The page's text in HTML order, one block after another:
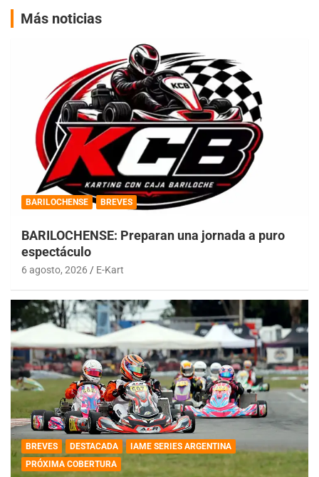
Más noticias
BARILOCHENSE BREVES
BARILOCHENSE: Preparan una jornada a puro
espectáculo
6 agosto, 2026 E-Kart
BREVES DESTACADA
IAME SERIES ARGENTINA
PRÓXIMA COBERTURA